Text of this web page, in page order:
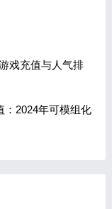
戏充值与人气排
：2024年可模组化